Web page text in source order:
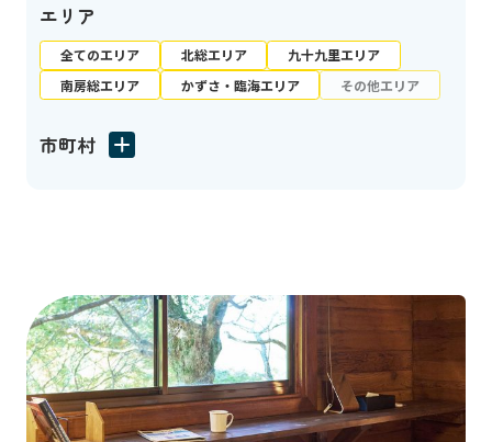
エリア
全てのエリア 北総エリア
九十九里エリア
南房総エリア
かずさ・臨海エリア その他エリア
市町村